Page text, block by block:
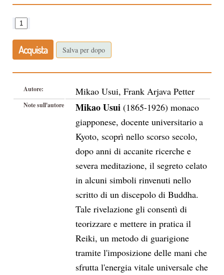
Acquista Salva per dopo
Autore: Mikao Usui, Frank Arjava Petter
Note sull'autore Mikao Usui (1865-1926) monaco
giapponese, docente universitario a
Kyoto, scoprì nello scorso secolo,
dopo anni di accanite ricerche e
severa meditazione, il segreto celato
in alcuni simboli rinvenuti nello
scritto di un discepolo di Buddha.
Tale rivelazione gli consentì di
teorizzare e mettere in pratica il
Reiki, un metodo di guarigione
tramite l'imposizione delle mani che
sfrutta l'energia vitale universale che